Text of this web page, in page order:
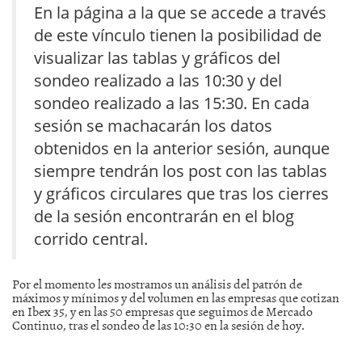
En la página a la que se accede a través
de este vínculo tienen la posibilidad de
visualizar las tablas y gráficos del
sondeo realizado a las 10:30 y del
sondeo realizado a las 15:30. En cada
sesión se machacarán los datos
obtenidos en la anterior sesión, aunque
siempre tendrán los post con las tablas
y gráficos circulares que tras los cierres
de la sesión encontrarán en el blog
corrido central.
Por el momento les mostramos un análisis del patrón de
máximos y mínimos y del volumen en las empresas que cotizan
en Ibex 35, y en las 50 empresas que seguimos de Mercado
Continuo, tras el sondeo de las 10:30 en la sesión de hoy.